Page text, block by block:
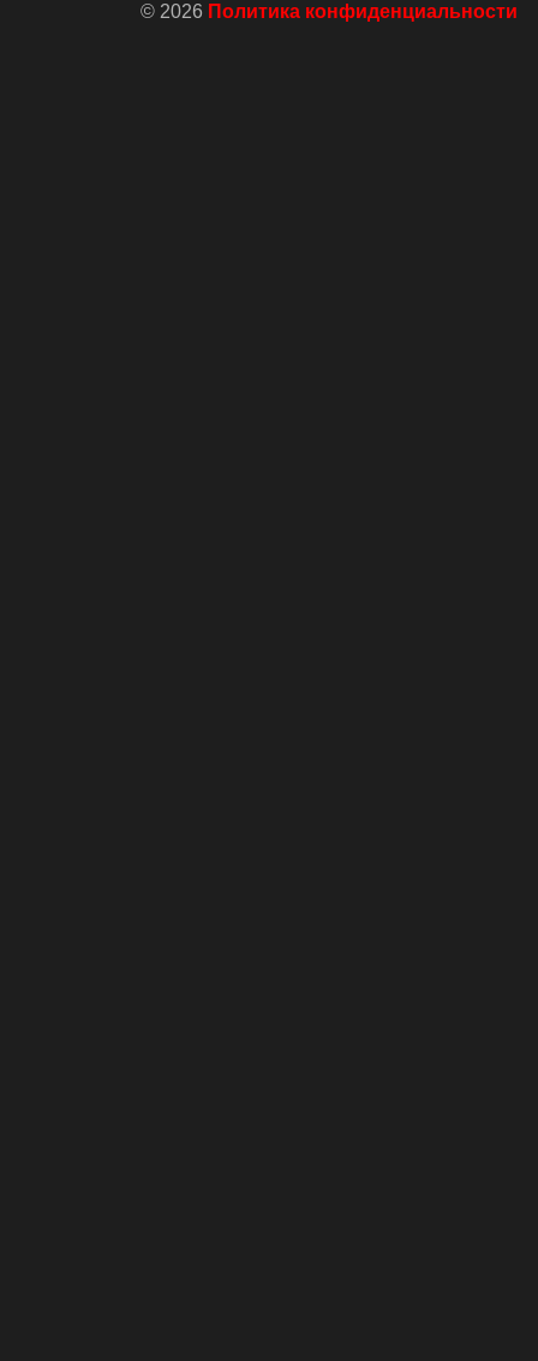
© 2026 Политика конфиденциальности